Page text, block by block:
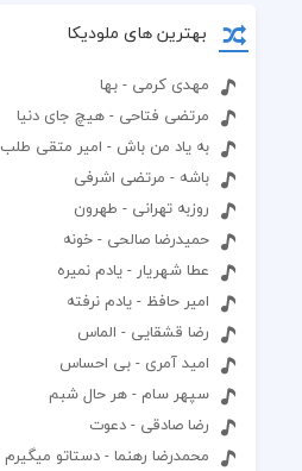
بهترین های ملودیکا
مهدی کرمی - بها
مرتضی فتاحی - هیچ جای دنیا
به یاد من باش - امیر متقی طلب
باشه - مرتضی اشرفی
روزبه تهرانی - طهرون
حمیدرضا صالحی - خونه
عطا شهریار - یادم نمیره
امیر حافظ - یادم نرفته
رضا قشقایی - الماس
امید آمری - بی احساس
سپهر سام - هر حال شبم
رضا صادقی - دعوت
محمدرضا رهنما - دستاتو میگیرم